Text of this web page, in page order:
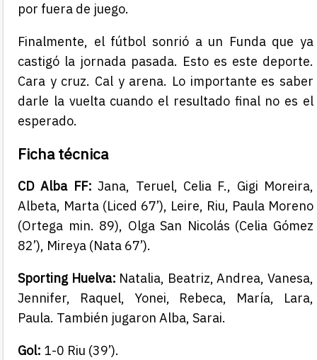
por fuera de juego.
Finalmente, el fútbol sonrió a un Funda que ya
castigó la jornada pasada. Esto es este deporte.
Cara y cruz. Cal y arena. Lo importante es saber
darle la vuelta cuando el resultado final no es el
esperado.
Ficha técnica
CD Alba FF:Jana, Teruel, Celia F., Gigi Moreira,
Albeta, Marta (Liced 67’), Leire, Riu, Paula Moreno
(Ortega min. 89), Olga San Nicolás (Celia Gómez
82’), Mireya (Nata 67’).
Sporting Huelva: Natalia, Beatriz, Andrea, Vanesa,
Jennifer, Raquel, Yonei, Rebeca, María, Lara,
Paula. También jugaron Alba, Sarai.
Gol: 1-0 Riu (39’).